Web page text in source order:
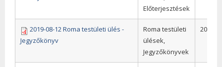
Előterjesztések
2019-08-12 Roma testületi ülés -
Jegyzőkönyv
Roma testületi
ülések,
Jegyzőkönyvek
2019